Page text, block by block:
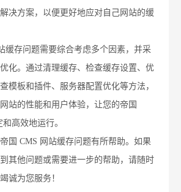
决方案，以便更好地应对自己网站的缓
缓存问题需要综合考虑多个因素，并采
化。通过清理缓存、检查缓存设置、优
模板和插件、服务器配置优化等方法，
站的性能和用户体验，让您的帝国
高效地运行。
国 CMS 网站缓存问题有所帮助。如果
其他问题或需要进一步的帮助，请随时
诚为您服务！